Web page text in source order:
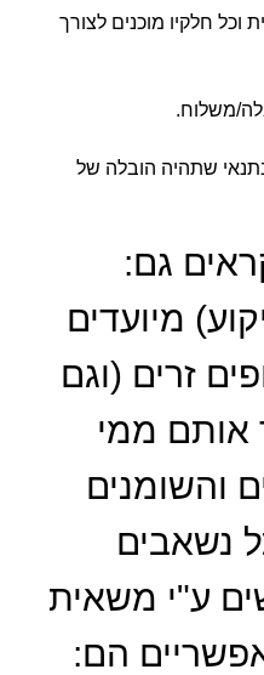
חלקיו מוכנים לצורך
משלוח.
שתהיה הובלה של
גם:
מיועדים
זרים (וגם
אותם ממי
והשומנים
נשאבים
ע"י משאית
הם: